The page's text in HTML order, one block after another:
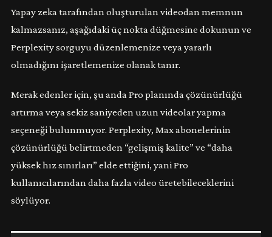
Yapay zeka tarafından oluşturulan videodan memnun
kalmazsanız, aşağıdaki üç nokta düğmesine dokunun ve
Perplexity sorguyu düzenlemenize veya yararlı
olmadığını işaretlemenize olanak tanır.
Merak edenler için, şu anda Pro planında çözünürlüğü
artırma veya sekiz saniyeden uzun videolar yapma
seçeneği bulunmuyor. Perplexity, Max abonelerinin
çözünürlüğü belirtmeden “gelişmiş kalite” ve “daha
yüksek hız sınırları” elde ettiğini, yani Pro
kullanıcılarından daha fazla video üretebileceklerini
söylüyor.